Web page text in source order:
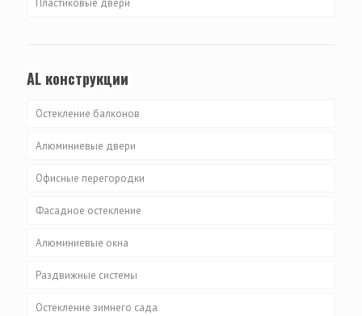
Пластиковые двери
AL конструкции
Остекление балконов
Алюминиевые двери
Офисные перегородки
Фасадное остекление
Алюминиевые окна
Раздвижные системы
Остекление зимнего сада